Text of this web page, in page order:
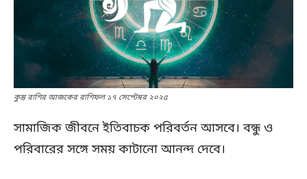
কুম্ভ রাশির আজকের রাশিফল ১৭ সেপ্টেম্বর ২০২৫
সামাজিক জীবনে ইতিবাচক পরিবর্তন আসবে। বন্ধু ও
পরিবারের সঙ্গে সময় কাটানো আনন্দ দেবে।